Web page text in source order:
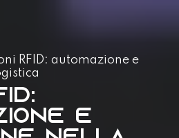
RFID: automazione e
e